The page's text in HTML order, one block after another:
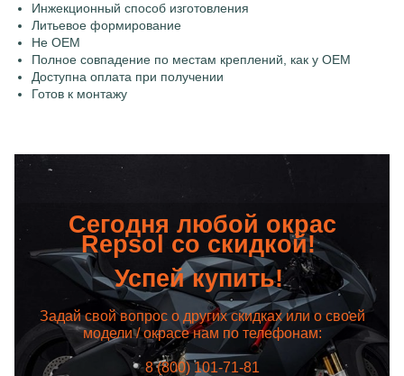
Инжекционный способ изготовления
Литьевое формирование
Не OEM
Полное совпадение по местам креплений, как у OEM
Доступна оплата при получении
Готов к монтажу
Сегодня любой окрас
Repsol со скидкой!
Успей купить!
Задай свой вопрос о других скидках или о своей
модели / окрасе нам по телефонам:
8 (800) 101-71-81